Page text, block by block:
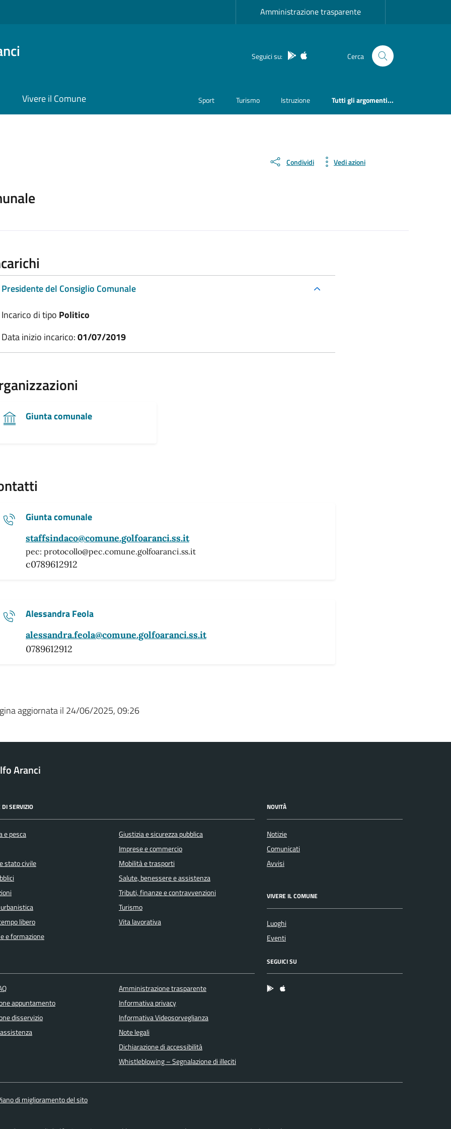
Amministrazione trasparente
Seguici su: App Android
App IOS Cerca
Vivere il Comune Sport Turismo Istruzione Tutti gli argomenti...
Condividi Vedi azioni
Presidente del Consiglio Comunale
Incarico di tipo Politico
Data inizio incarico:01/07/2019
Giunta comunale
Giunta comunale
staffsindaco@comune.golfoaranci.ss.it
pec: protocollo@pec.comune.golfoaranci.ss.it
c0789612912
Alessandra Feola
alessandra.feola@comune.golfoaranci.ss.it
0789612912
aggiornata il 24/06/2025, 09:26
Aranci
DI SERVIZIO
e pesca
stato civile
libero
e formazione
Giustizia e sicurezza pubblica
Imprese e commercio
Mobilità e trasporti
Salute, benessere e assistenza
Tributi, finanze e contravvenzioni
Turismo
Vita lavorativa
NOVITÀ
Notizie
Comunicati
Avvisi
VIVERE IL COMUNE
Luoghi
Eventi
appuntamento
disservizio
Amministrazione trasparente
Informativa privacy
Informativa Videosorveglianza
Note legali
Dichiarazione di accessibilità
Whistleblowing – Segnalazione di illeciti
SEGUICI SU
App Android
App IOS
di miglioramento del sito